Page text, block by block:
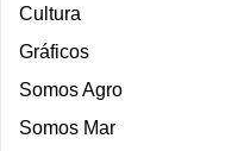
Cultura
Gráficos
Somos Agro
Somos Mar